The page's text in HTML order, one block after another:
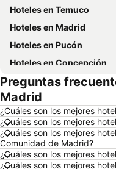
Hoteles en Temuco
Hoteles en Madrid
Hoteles en Pucón
Hoteles en Concepción
Hoteles en La Serena
Hoteles en Lima
Hoteles en San Andrés
Hoteles en Chillán
Hoteles en Aruba
Preguntas
Madrid
¿Cuáles son los mejores
¿Cuáles son los mejores
¿Cuáles son los mejores
Comunidad de Madrid?
¿Cuáles son los mejores
¿Cuáles son los mejores